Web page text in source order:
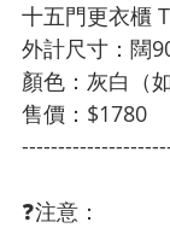
十五門更衣櫃
外計尺寸：闊
顏色：灰白（
售價：$1780
❓注意：